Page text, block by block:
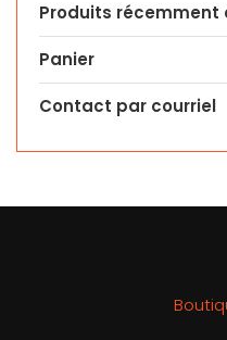
Produits récemment
Panier
Contact par courriel